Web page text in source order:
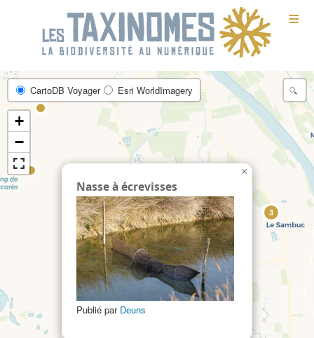
≡
12
2
4
102
3
Nasse à écrevisses
Publié par Deuns
×
CartoDB Voyager Esri WorldImagery
+
−